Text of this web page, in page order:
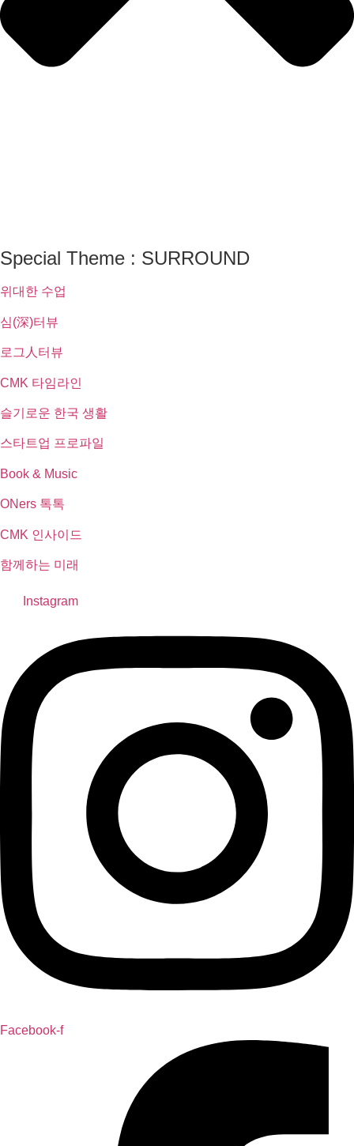
Special Theme : SURROUND
위대한 수업
심(深)터뷰
로그人터뷰
CMK 타임라인
슬기로운 한국 생활
스타트업 프로파일
Book & Music
ONers 톡톡
CMK 인사이드
함께하는 미래
Instagram
Facebook-f